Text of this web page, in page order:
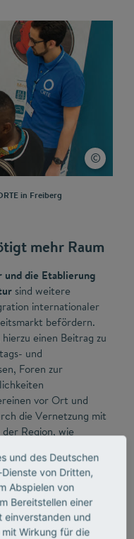
in Freiberg
mehr Raum
und die Etablierung
sind weitere
internationaler
befördern.
einen Beitrag zu
und
Foren zur
vor Ort und
die Vernetzung mit
Region, wie
mit deutschen
Grundlagen für ein
internationaler
und des Deutschen
von Dritten,
Abspielen von
Bereitstellen einer
einverstanden und
Wirkung für die